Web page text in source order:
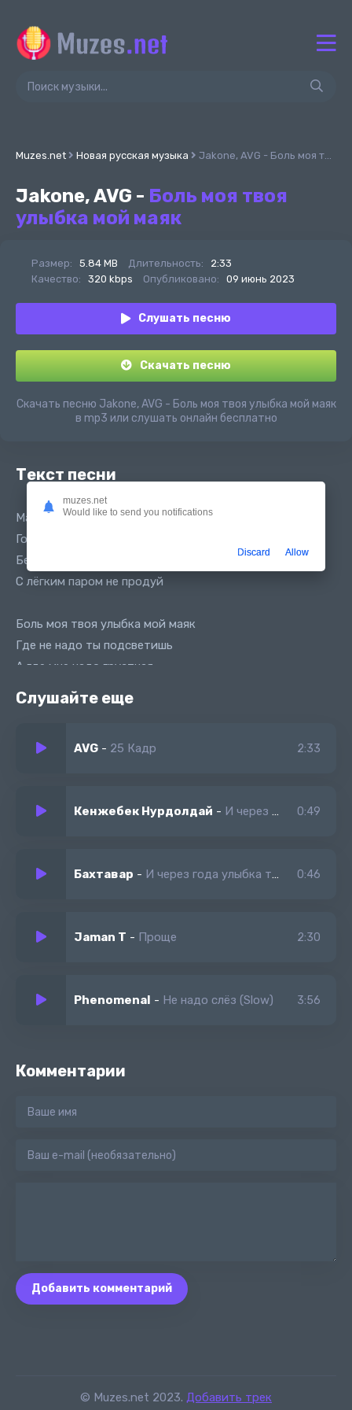
Muzes.net Новая русская музыка Jakone, AVG - Боль моя твоя улыбка мой маяк
Jakone, AVG - Боль моя твоя
улыбка мой маяк
Размер: 5.84 MB Длительность:
2:33
Качество:
320 kbps Опубликовано: 09 июнь 2023
Слушать песню
Скачать песню
Скачать песню Jakone, AVG - Боль моя твоя улыбка мой маяк
в mp3 или слушать онлайн бесплатно
Текст песни
Мать её бесит невольный
Говорит буду не блатуй
Без скандала как без душа
С лёгким паром не продуй
Боль моя твоя улыбка мой маяк
Где не надо ты подсветишь
А где мне надо грустная
Там и я Где не надо быть там и я
Не поможет тебе война ям ям
Слушайте еще
AVG - 25 Кадр 2:33
Кенжебек Нурдолдай - И через года улыбка твоя согреет меня 0:49
Бахтавар - И через года улыбка твоя 0:46
Jaman T - Проще 2:30
Phenomenal - Не надо слёз (Slow) 3:56
Комментарии
Добавить комментарий
© Muzes.net 2023. Добавить трек
muzes.net
Would like to send you notifications
Discard Allow